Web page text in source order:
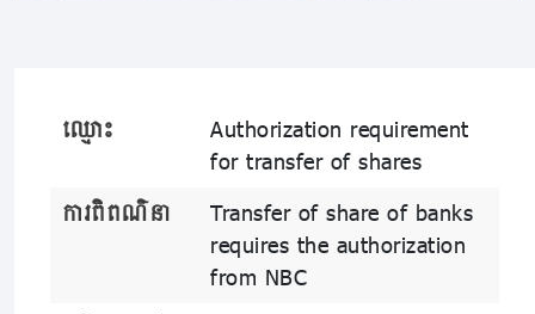
ឈ្មោះ
Authorization requirement
for transfer of shares
ការពិពណ៌នា
Transfer of share of banks
requires the authorization
from NBC